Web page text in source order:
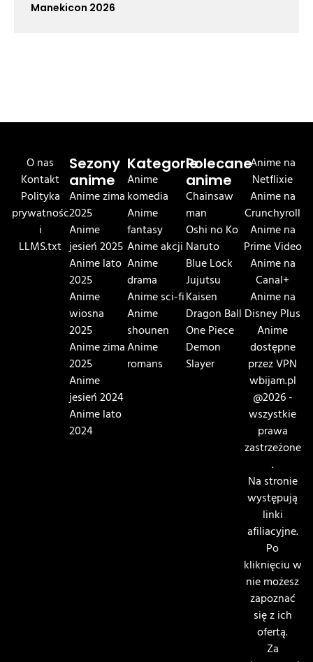
Manekicon 2026
O nas
Kontakt
Polityka
prywatnośc
i
LLMS.txt
Sezony
anime
Anime zima
2025
Anime
jesień 2025
Anime lato
2025
Anime
wiosna
2025
Anime zima
2025
Anime
jesień 2024
Anime lato
2024
Kategorie
Anime
komedia
Anime
fantasy
Anime akcji
Anime
drama
Anime sci-fi
Anime
shounen
Anime
romans
Polecane
anime
Chainsaw
man
Oshi no Ko
Naruto
Blue Lock
Jujutsu
Kaisen
Dragon Ball
One Piece
Demon
Slayer
Anime na
Netflixie
Anime na
Crunchyroll
Anime na
Prime Video
Anime na
Canal+
Anime na
Disney Plus
Anime
dostępne
przez VPN
wbijam.pl
@2026 -
wszystkie
prawa
zastrzeżone
.
Na stronie
występują
linki
afiliacyjne.
Po
kliknięciu w
nie możesz
zapoznać
się z ich
ofertą.
Za